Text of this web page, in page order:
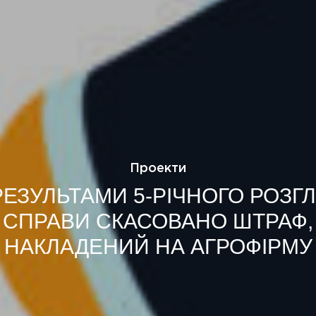
Проекти
5-РІЧНОГО
СПРАВИ СКАСОВАНО ШТРАФ,
НАКЛАДЕНИЙ НА АГРОФІРМУ